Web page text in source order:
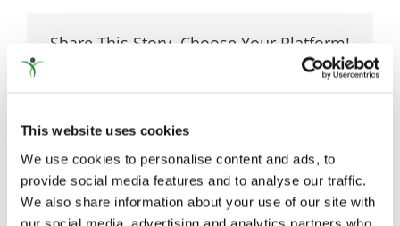
This website uses cookies
We use cookies to personalise content and ads, to
provide social media features and to analyse our traffic.
We also share information about your use of our site with
our social media, advertising and analytics partners who
och
rättigheter
jag?
Share This Story, Choose Your Platform!
Pinterest
Vk
E-